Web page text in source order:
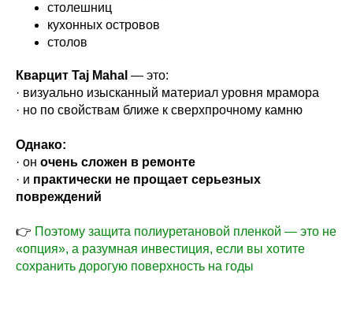
столешниц
кухонных островов
столов
Кварцит Taj Mahal — это:
· визуально изысканный материал уровня мрамора
· но по свойствам ближе к сверхпрочному камню
Однако:
· он очень сложен в ремонте
· и практически не прощает серьезных
повреждений
👉 Поэтому защита полиуретановой пленкой — это не
«опция», а разумная инвестиция, если вы хотите
сохранить дорогую поверхность на годы